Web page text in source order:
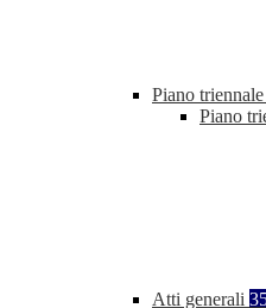
Piano
Piano
Atti generali